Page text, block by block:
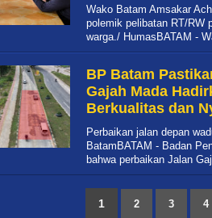
Wako Batam Amsakar
polemik pelibatan RT/RW
warga./ HumasBATAM -
BP Batam
Gajah Mada
Berkualitas dan
Perbaikan jalan depan
BatamBATAM - Badan
bahwa perbaikan Jalan
1 2 3 4